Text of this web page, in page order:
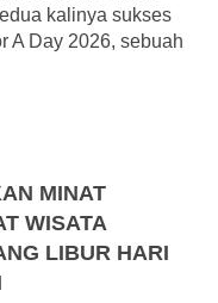
kalinya sukses
A Day 2026, sebuah
MINAT
WISATA
LIBUR HARI